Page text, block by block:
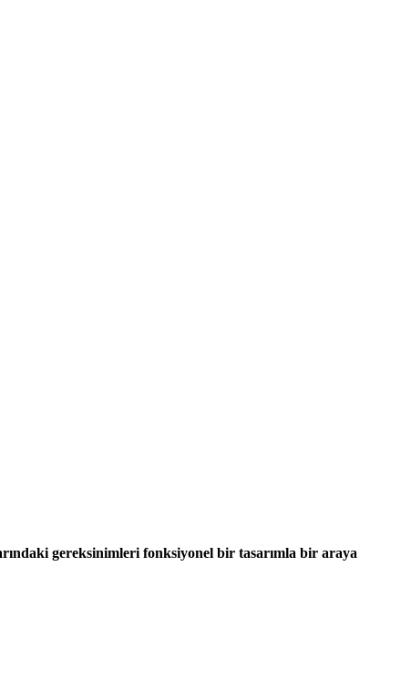
gereksinimleri fonksiyonel bir tasarımla bir araya